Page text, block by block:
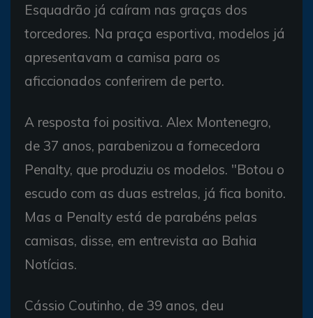
Esquadrão já caíram nas graças dos
torcedores. Na praça esportiva, modelos já
apresentavam a camisa para os
aficcionados conferirem de perto.
A resposta foi positiva. Alex Montenegro,
de 37 anos, parabenizou a fornecedora
Penalty, que produziu os modelos. "Botou o
escudo com as duas estrelas, já fica bonito.
Mas a Penalty está de parabéns pelas
camisas, disse, em entrevista ao Bahia
Notícias.
Cássio Coutinho, de 39 anos, deu